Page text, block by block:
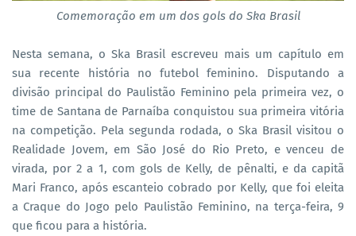
Comemoração em um dos gols do Ska Brasil
Nesta semana, o Ska Brasil escreveu mais um capítulo em
sua recente história no futebol feminino. Disputando a
divisão principal do Paulistão Feminino pela primeira vez, o
time de Santana de Parnaíba conquistou sua primeira vitória
na competição. Pela segunda rodada, o Ska Brasil visitou o
Realidade Jovem, em São José do Rio Preto, e venceu de
virada, por 2 a 1, com gols de Kelly, de pênalti, e da capitã
Mari Franco, após escanteio cobrado por Kelly, que foi eleita
a Craque do Jogo pelo Paulistão Feminino, na terça-feira, 9
que ficou para a história.